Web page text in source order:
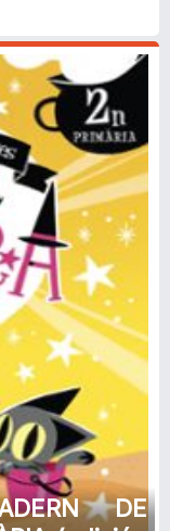
DE